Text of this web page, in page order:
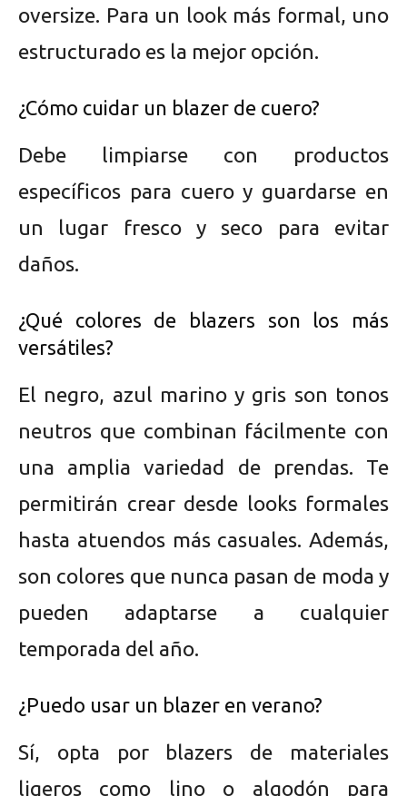
oversize. Para un look más formal, uno
estructurado es la mejor opción.
¿Cómo cuidar un blazer de cuero?
Debe limpiarse con productos
específicos para cuero y guardarse en
un lugar fresco y seco para evitar
daños.
¿Qué colores de blazers son los más
versátiles?
El negro, azul marino y gris son tonos
neutros que combinan fácilmente con
una amplia variedad de prendas. Te
permitirán crear desde looks formales
hasta atuendos más casuales. Además,
son colores que nunca pasan de moda y
pueden adaptarse a cualquier
temporada del año.
¿Puedo usar un blazer en verano?
Sí, opta por blazers de materiales
ligeros como lino o algodón para